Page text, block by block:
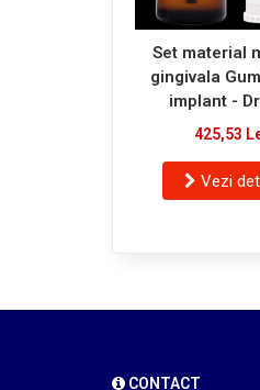
Set material
gingivala
implant -
425,53
Vezi
CONTACT